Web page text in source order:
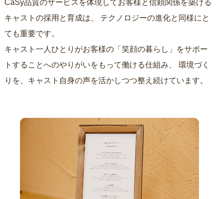
CaSy品質のサービスを体現してお客様と信頼関係を築ける
キャストの採用と育成は、
ても重要です。
キャスト一人ひとりがお客様の「笑顔の暮らし」をサポー
トすることへのやりがいをもって働ける仕組み、
りを、キャスト自身の声を活かしつつ整え続けています。